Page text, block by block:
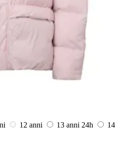
12 anni 13 anni 24h
14